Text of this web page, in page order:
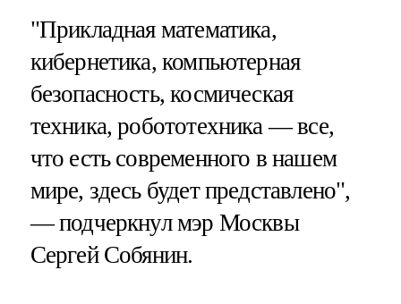
"Прикладная математика,
кибернетика, компьютерная
безопасность, космическая
техника, робототехника — все,
что есть современного в нашем
мире, здесь будет представлено",
— подчеркнул мэр Москвы
Сергей Собянин.